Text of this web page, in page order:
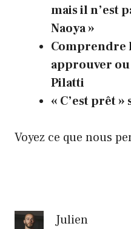
mais il n’est
Naoya »
Comprendre
approuver
Pilatti
« C’est prêt »
Voyez ce que nous
Julien